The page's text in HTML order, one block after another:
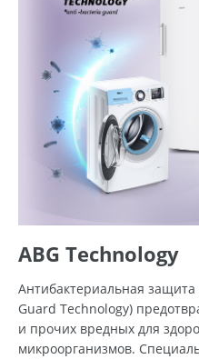
ABG Technology
Антибактериальная
Guard Technology)
и прочих вредных для
микроорганизмов.